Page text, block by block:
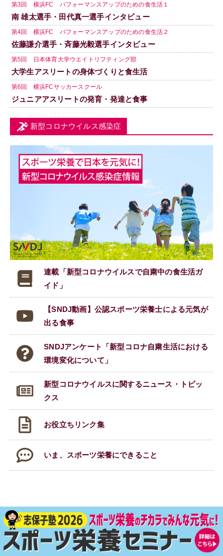
第3回 横浜FC パフォーマンスアップのための食生活１
南 雄太選手・田代真一選手インタビュー
第4回 横浜FC パフォーマンスアップのための食生活２
佐藤謙介選手・斉藤光毅選手インタビュー
第5回 日本体育大学ウエイトリフティング部
大学生アスリートの身体づくりと食生活
第6回 横浜FCサッカースクール
ジュニアアスリートの発育・発達と食事
新型コロナウイルス感染症
連載「新型コロナウイルスで自粛中の食生活ガ
イド」
【SNDJ動画】公認スポーツ栄養士による元気が
出る食事
SNDJアンケート「新型コロナ自粛生活における
環境変化について」
新型コロナウイルスに関するニュース・トピッ
クス
お役立ちリンク集
いま、スポーツ栄養にできること